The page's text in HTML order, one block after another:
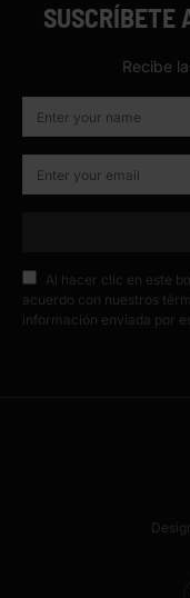
SUSCRÍBETE
Recibe
Al hacer clic en este
acuerdo con nuestros
información enviada por